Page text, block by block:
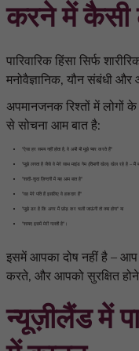
करने में
पारिवारिक हिंसा सिर्फ
मनोवैज्ञानिक, यौन संबंधी और
अपमानजनक रिश्तों में लोगों के
सेसोचना आम बात है:
"ऐसा हर समय नहीं होता है, वे अभी भी मुझे प्यार करते हैं"
"मुझे लगता है जैसे वे मेरे साथ माइंड गेम(दिमागी खेल) खेल रहे है – मैं
"शादी-शुदा ज़िन्दगी में यह आम बात है"
"वह मेरे पति हैं इसलिए वे हकदार हैं"
"मुझे डर है कि अगर मैं छोड़ कर चली जाऊंगी तो क्या होगा" या
"शायद इसमें मेरी गलती है"।
इसमें आपका दोष नहीं है – आप
करते, और आपको सुरक्षित
न्यूज़ीलैंड में